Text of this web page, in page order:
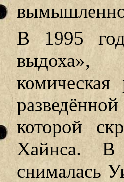
В 1995
выдоха»,
которой
Хайнса. В
снималась